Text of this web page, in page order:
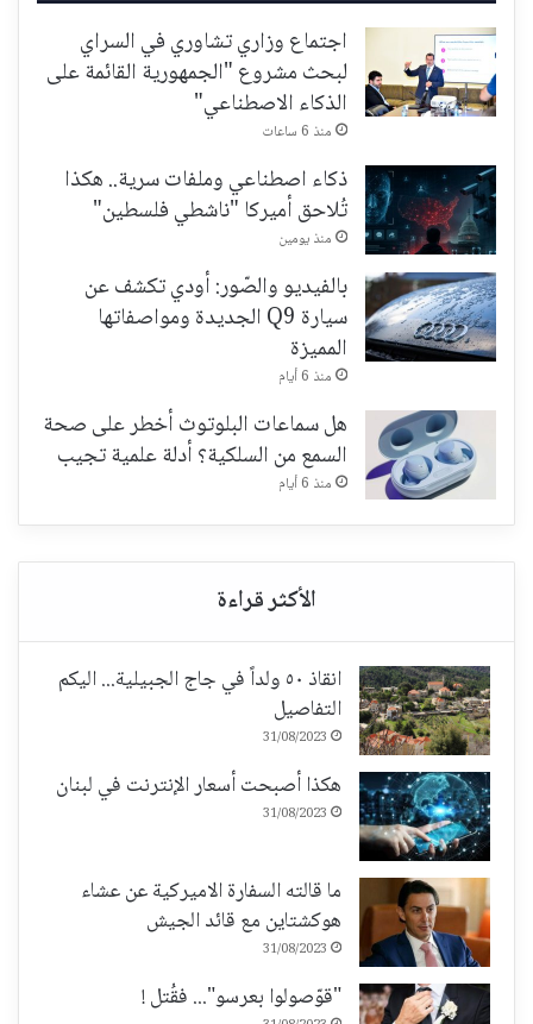
اجتماع وزاري تشاوري في السراي
لبحث مشروع "الجمهورية القائمة على
الذكاء الاصطناعي"
منذ 6 ساعات
ذكاء اصطناعي وملفات سرية.. هكذا
تُلاحق أميركا "ناشطي فلسطين"
منذ يومين
بالفيديو والصّور: أودي تكشف عن
سيارة Q9 الجديدة ومواصفاتها
المميزة
منذ 6 أيام
هل سماعات البلوتوث أخطر على صحة
السمع من السلكية؟ أدلة علمية تجيب
منذ 6 أيام
انقاذ ٥٠ ولداً في جاج الجبيلية... اليكم
التفاصيل
31/08/2023
هكذا أصبحت أسعار الإنترنت في لبنان
31/08/2023
ما قالته السفارة الاميركية عن عشاء
هوكشتاين مع قائد الجيش
31/08/2023
"قوّصولوا بعرسو"... فقُتل !